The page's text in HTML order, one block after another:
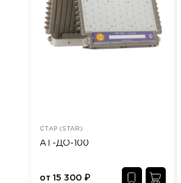
СТАР (STAR)
АТ-ДО-100
от 15 300 ₽